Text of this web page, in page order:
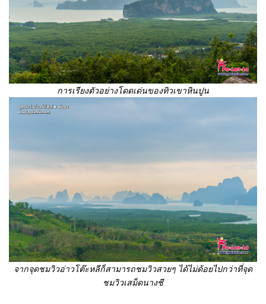
การเรียงตัวอย่างโดดเด่นของทิวเขาหินปูน
จากจุดชมวิวอ่าวโต๊ะหลีก็สามารถชมวิวสวยๆ ได้ไม่ด้อยไปกว่าที่จุด
ชมวิวเสม็ดนางชี